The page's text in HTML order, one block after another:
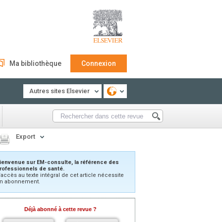
Ma bibliothèque Connexion
Autres sites Elsevier
Export
sur EM-consulte, la référence des
de santé.
au texte intégral de cet article nécessite
abonnement.
Déjà abonné à cette revue ?